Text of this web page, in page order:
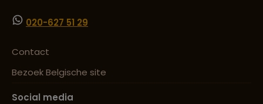
020-627 51 29
Contact
Bezoek Belgische site
Social media